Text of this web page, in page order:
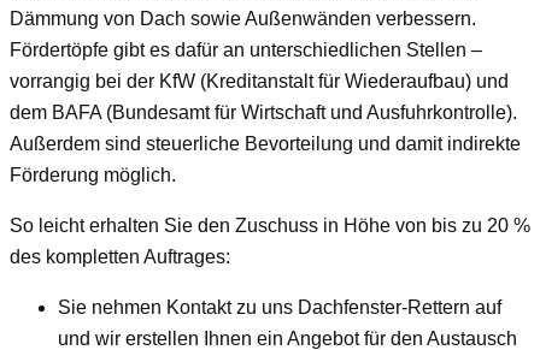
Dämmung von Dach sowie Außenwänden verbessern.
Fördertöpfe gibt es dafür an unterschiedlichen Stellen –
vorrangig bei der KfW (Kreditanstalt für Wiederaufbau) und
dem BAFA (Bundesamt für Wirtschaft und Ausfuhrkontrolle).
Außerdem sind steuerliche Bevorteilung und damit indirekte
Förderung möglich.
So leicht erhalten Sie den Zuschuss in Höhe von bis zu 20 %
des kompletten Auftrages:
Sie nehmen Kontakt zu uns Dachfenster-Rettern auf
und wir erstellen Ihnen ein Angebot für den Austausch